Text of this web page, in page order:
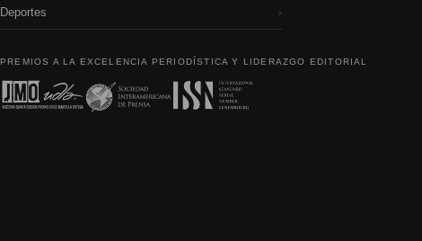
Deportes ›
PREMIOS A LA EXCELENCIA PERIODÍSTICA Y LIDERAZGO EDITORIAL